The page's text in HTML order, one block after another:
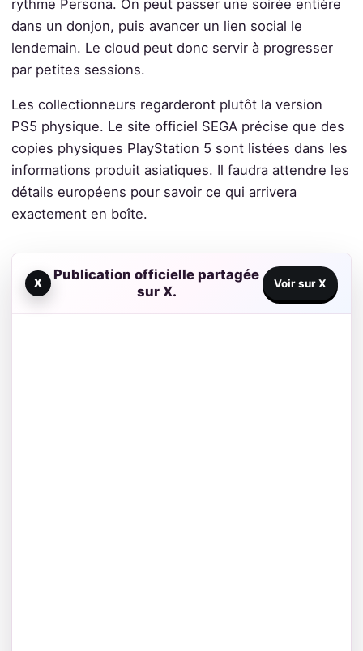
rythme Persona. On peut passer une soirée entière
dans un donjon, puis avancer un lien social le
lendemain. Le cloud peut donc servir à progresser
par petites sessions.
Les collectionneurs regarderont plutôt la version
PS5 physique. Le site officiel SEGA précise que des
copies physiques PlayStation 5 sont listées dans les
informations produit asiatiques. Il faudra attendre les
détails européens pour savoir ce qui arrivera
exactement en boîte.
X
Publication officielle partagée
sur X.
Voir sur X